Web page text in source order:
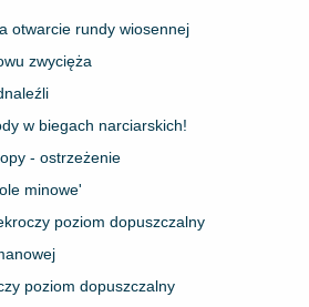
otwarcie rundy wiosennej
zwycięża
w biegach narciarskich!
- ostrzeżenie
minowe'
poziom dopuszczalny
poziom dopuszczalny